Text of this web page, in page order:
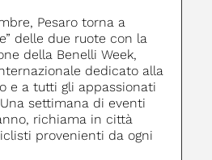
Pesaro torna a
delle due ruote con la
della Benelli Week,
dedicato alla
e a tutti gli appassionati
settimana di eventi
richiama in città
provenienti da ogni